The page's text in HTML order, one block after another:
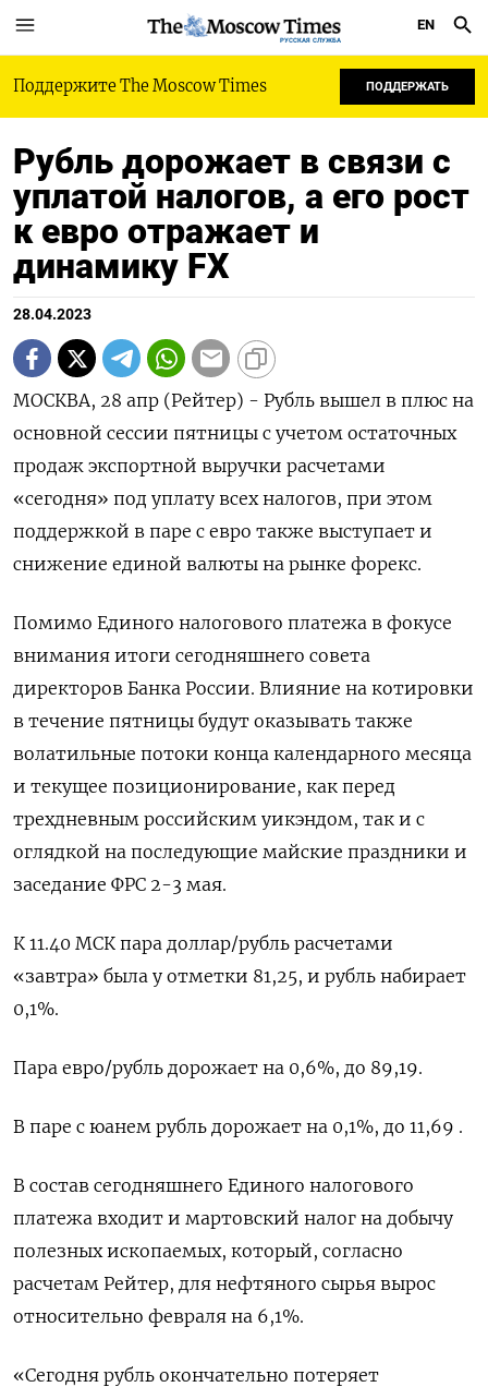
РУССКАЯ СЛУЖБА
EN
Поддержите The Moscow Times ПОДДЕРЖАТЬ
Рубль дорожает в связи с
уплатой налогов, а его рост
к евро отражает и
динамику FX
28.04.2023
МОСКВА, 28 апр (Рейтер) - Рубль вышел в плюс на
основной сессии пятницы с учетом остаточных
продаж экспортной выручки расчетами
«сегодня» под уплату всех налогов, при этом
поддержкой в паре с евро также выступает и
снижение единой валюты на рынке форекс.
Помимо Единого налогового платежа в фокусе
внимания итоги сегодняшнего совета
директоров Банка России. Влияние на котировки
в течение пятницы будут оказывать также
волатильные потоки конца календарного месяца
и текущее позиционирование, как перед
трехдневным российским уикэндом, так и с
оглядкой на последующие майские праздники и
заседание ФРС 2-3 мая.
К 11.40 МСК пара доллар/рубль расчетами
«завтра» была у отметки 81,25, и рубль набирает
0,1%.
Пара евро/рубль дорожает на 0,6%, до 89,19.
В паре с юанем рубль дорожает на 0,1%, до 11,69 .
В состав сегодняшнего Единого налогового
платежа входит и мартовский налог на добычу
полезных ископаемых, который, согласно
расчетам Рейтер, для нефтяного сырья вырос
относительно февраля на 6,1%.
«Сегодня рубль окончательно потеряет